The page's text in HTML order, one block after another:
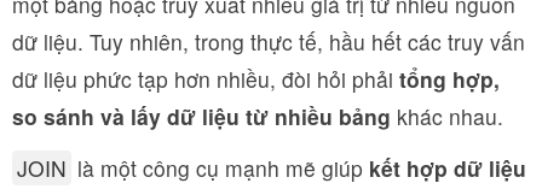
dữ liệu. Tuy nhiên, trong thực tế, hầu hết các truy vấn
dữ liệu phức tạp hơn nhiều, đòi hỏi phải tổng hợp,
so sánh và lấy dữ liệu từ nhiều bảng khác nhau.
JOIN là một công cụ mạnh mẽ giúp kết hợp dữ liệu